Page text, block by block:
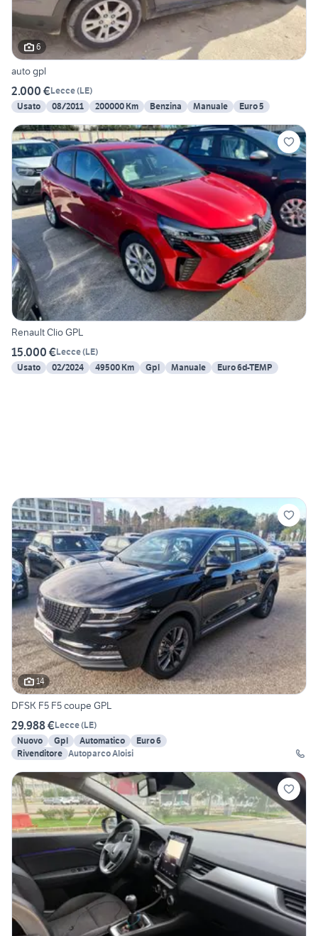
6
auto gpl
2.000 €Lecce(LE)
Usato
08/2011 200000 Km Benzina Manuale Euro 5
Renault Clio GPL
15.000 €Lecce(LE)
Usato
02/2024 49500 Km Gpl Manuale Euro 6d-TEMP
14
DFSK F5 F5 coupe GPL
29.988 €Lecce(LE)
Nuovo
Gpl Automatico
Euro 6
Rivenditore Autoparco Aloisi